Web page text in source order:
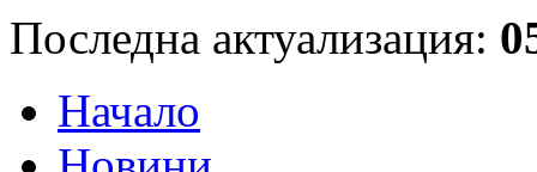
Последна актуализация:
Начало